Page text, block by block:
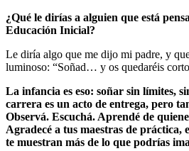
¿Qué le dirías a alguien que está
Educación Inicial?
Le diría algo que me dijo mi padre, y
luminoso: “Soñad… y os quedaréis
La infancia es eso: soñar sin límites,
carrera es un acto de entrega, pero
Observá. Escuchá. Aprendé de
Agradecé a tus maestras de práctica,
te muestran más de lo que podrías